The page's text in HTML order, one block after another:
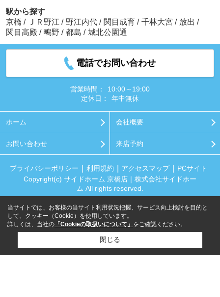
駅から探す
京橋 / ＪＲ野江 / 野江内代 / 関目成育 / 千林大宮 / 放出 /
関目高殿 / 鴫野 / 都島 / 城北公園通
電話でお問い合わせ
営業時間：
10:00～19:00
定休日：
年中無休
ホーム 会社概要
お問い合わせ 来店予約
プライバシーポリシー 利用規約 アクセスマップ
PCサイト
Copyright(c) サイドホーム 京橋店｜株式会社サイドホー
ム All rights reserved.
当サイトでは、お客様の当サイト利用状況把握、サービス向上検討を目的と
して、クッキー（Cookie）を使用しています。
詳しくは、当社の 「Cookieの取扱いについて」 をご確認ください。
閉じる